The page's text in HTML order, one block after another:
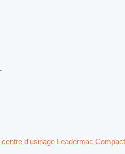
centre d'usinage Leadermac Compact